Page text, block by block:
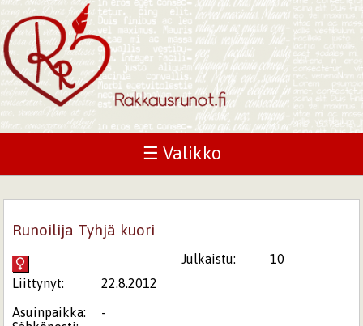
☰ Valikko
Runoilija Tyhjä kuori
Julkaistu:
10
Liittynyt:
22.8.2012
Asuinpaikka:
-